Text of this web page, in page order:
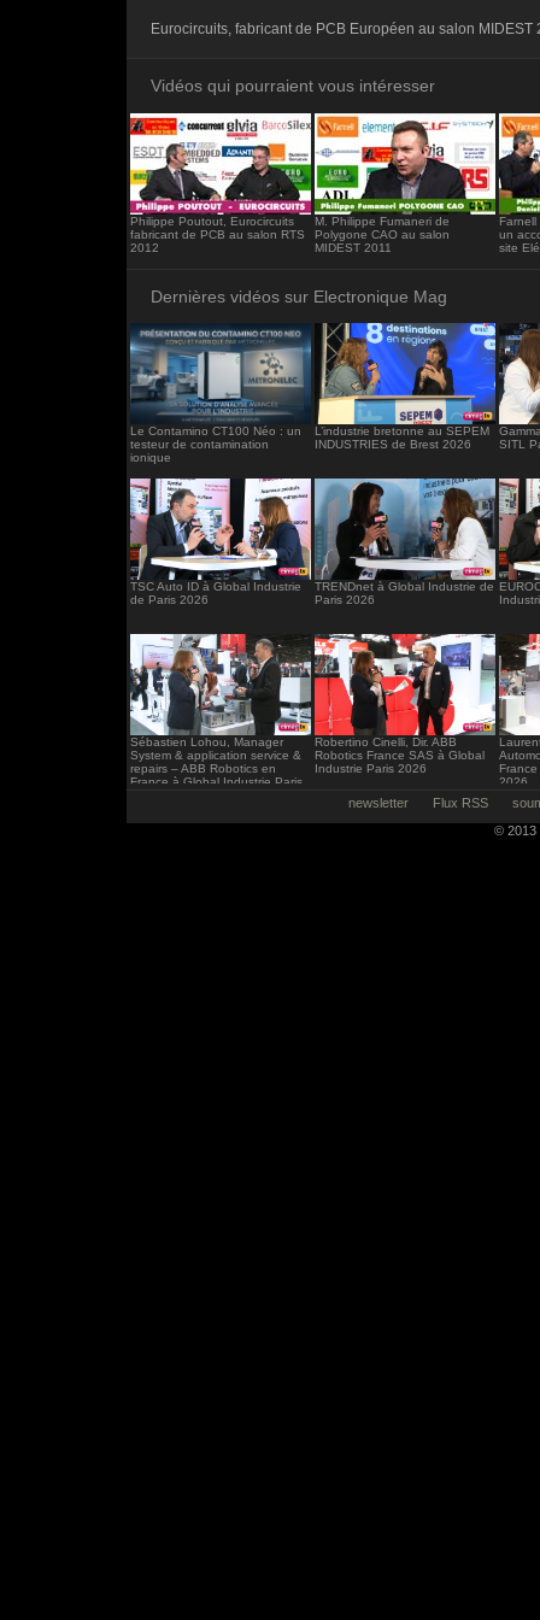
frameborder="0"></iframe>
Eurocircuits, fabricant de PCB Européen au salon MIDEST
Vidéos qui pourraient vous intéresser
Philippe Poutout, Eurocircuits
fabricant de PCB au salon RTS
2012
M. Philippe Fumaneri de
Polygone CAO au salon
MIDEST 2011
un
site
Dernières vidéos sur Electronique Mag
Le Contamino CT100 Néo : un
testeur de contamination
ionique
L’industrie bretonne au SEPEM
INDUSTRIES de Brest 2026
SITL
TSC Auto ID à Global Industrie
de Paris 2026
TRENDnet à Global Industrie de
Paris 2026
Sébastien Lohou, Manager
System & application service &
repairs – ABB Robotics en
France à Global Industrie Paris
Robertino Cinelli, Dir. ABB
Robotics France SAS à Global
Industrie Paris 2026
2026
newsletter Flux RSS
© 2013